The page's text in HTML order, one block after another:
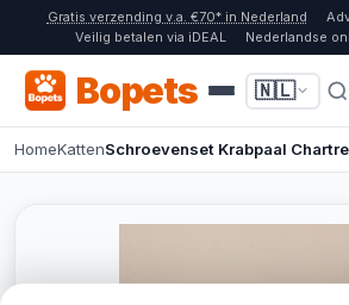
Gratis verzending v.a. €70* in Nederland
Veilig betalen via iDEAL
Nederlandse
Bopets 🇳🇱
HomeKattenSchroevenset Krabpaal